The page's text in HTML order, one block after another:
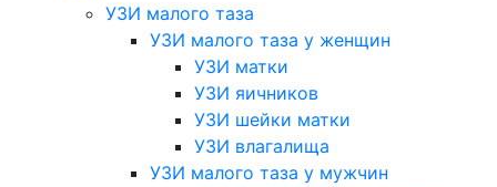
УЗИ малого таза
УЗИ малого таза у женщин
УЗИ матки
УЗИ яичников
УЗИ шейки матки
УЗИ влагалища
УЗИ малого таза у мужчин